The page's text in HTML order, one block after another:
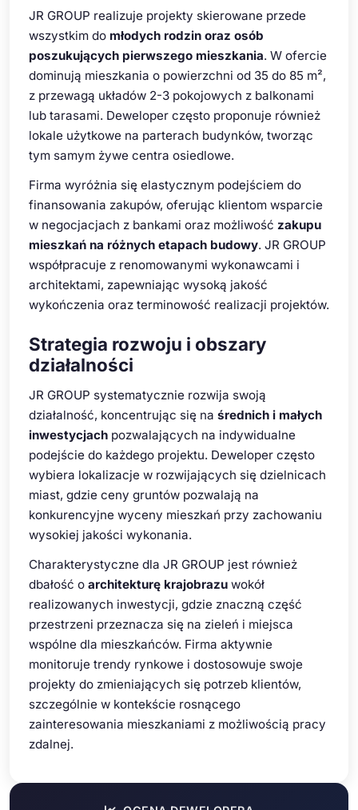
JR GROUP realizuje projekty skierowane przede
wszystkim do młodych rodzin oraz osób
poszukujących pierwszego mieszkania. W ofercie
dominują mieszkania o powierzchni od 35 do 85 m²,
z przewagą układów 2-3 pokojowych z balkonami
lub tarasami. Deweloper często proponuje również
lokale użytkowe na parterach budynków, tworząc
tym samym żywe centra osiedlowe.
Firma wyróżnia się elastycznym podejściem do
finansowania zakupów, oferując klientom wsparcie
w negocjacjach z bankami oraz możliwość zakupu
mieszkań na różnych etapach budowy. JR GROUP
współpracuje z renomowanymi wykonawcami i
architektami, zapewniając wysoką jakość
wykończenia oraz terminowość realizacji projektów.
Strategia rozwoju i obszary
działalności
JR GROUP systematycznie rozwija swoją
działalność, koncentrując się na średnich i małych
inwestycjach pozwalających na indywidualne
podejście do każdego projektu. Deweloper często
wybiera lokalizacje w rozwijających się dzielnicach
miast, gdzie ceny gruntów pozwalają na
konkurencyjne wyceny mieszkań przy zachowaniu
wysokiej jakości wykonania.
Charakterystyczne dla JR GROUP jest również
dbałość o architekturę krajobrazu wokół
realizowanych inwestycji, gdzie znaczną część
przestrzeni przeznacza się na zieleń i miejsca
wspólne dla mieszkańców. Firma aktywnie
monitoruje trendy rynkowe i dostosowuje swoje
projekty do zmieniających się potrzeb klientów,
szczególnie w kontekście rosnącego
zainteresowania mieszkaniami z możliwością pracy
zdalnej.